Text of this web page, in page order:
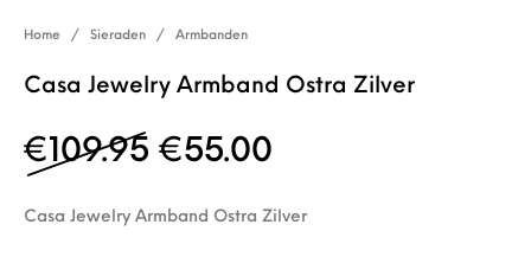
Home / Sieraden / Armbanden
Casa Jewelry Armband Ostra Zilver
€ 109.95 Oorspronkelijke prijs
€55.00
Casa Jewelry Armband Ostra Zilver